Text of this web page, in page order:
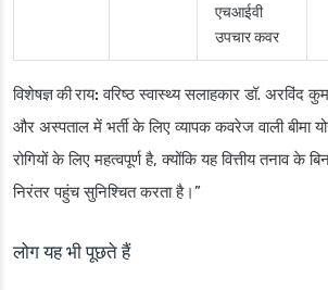
एचआईवी
उपचार कवर
विशेषज्ञ की राय: वरिष्ठ स्वास्थ्य सलाहकार डॉ. अरविंद
और अस्पताल में भर्ती के लिए व्यापक कवरेज वाली बीमा
रोगियों के लिए महत्वपूर्ण है, क्योंकि यह वित्तीय तनाव के
निरंतर पहुंच सुनिश्चित करता है।”
लोग यह भी पूछते हैं